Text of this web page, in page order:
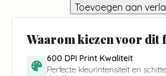
Toevoegen aan
Waarom kiezen voor dit
600 DPI Print Kwaliteit
Perfecte kleurintensiteit en